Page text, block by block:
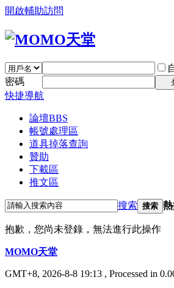
開啟輔助訪問
密碼
快捷導航
論壇BBS
帳號處理區
道具掉落查詢
贊助
下載區
推文區
搜索 搜索
抱歉，您尚未登錄，無法進行此操作
MOMO天堂
GMT+8, 2026-8-8 19:13 , Processed in